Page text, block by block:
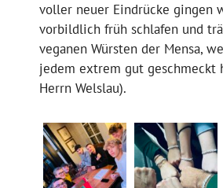
voller neuer Eindrücke gingen
vorbildlich früh schlafen und
veganen Würsten der Mensa,
jedem extrem gut geschmeckt
Herrn Welslau).